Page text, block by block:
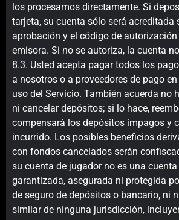
los procesamos directamente. Si
tarjeta, su cuenta sólo será acreditada
aprobación y el código de
emisora. Si no se autoriza, la cuenta
8.3. Usted acepta pagar todos los
a nosotros o a proveedores de pago
uso del Servicio. También acuerda no
ni cancelar depósitos; si lo hace,
compensará los depósitos impagos y
incurrido. Los posibles beneficios
con fondos cancelados serán
su cuenta de jugador no es una
garantizada, asegurada ni protegida
de seguro de depósitos o bancario, ni
similar de ninguna jurisdicción,